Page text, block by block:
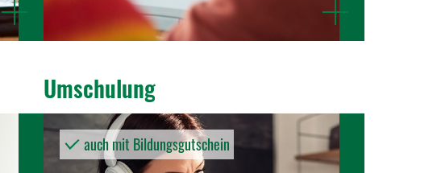
mehr
anzeigen
Umschu­lung
auch mit Bildungsgutschein